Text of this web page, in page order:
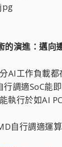
的演進：邁向
AI工作負載
行調適SoC能
執行於如AI
自行調適運